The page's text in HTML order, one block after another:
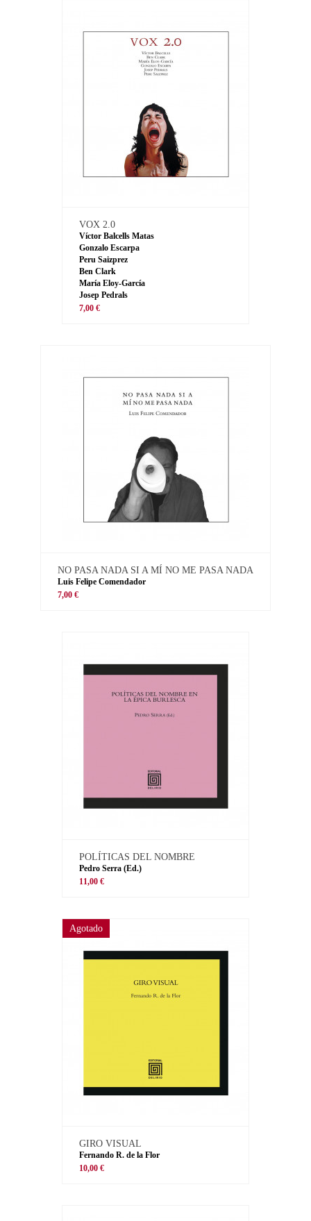
VOX 2.0
Víctor Balcells Matas
Gonzalo Escarpa
Peru Saizprez
Ben Clark
María Eloy-García
Josep Pedrals
7,00 €
NO PASA NADA SI A MÍ NO ME PASA NADA
Luis Felipe Comendador
7,00 €
POLÍTICAS DEL NOMBRE
Pedro Serra (Ed.)
11,00 €
Agotado
GIRO VISUAL
Fernando R. de la Flor
10,00 €